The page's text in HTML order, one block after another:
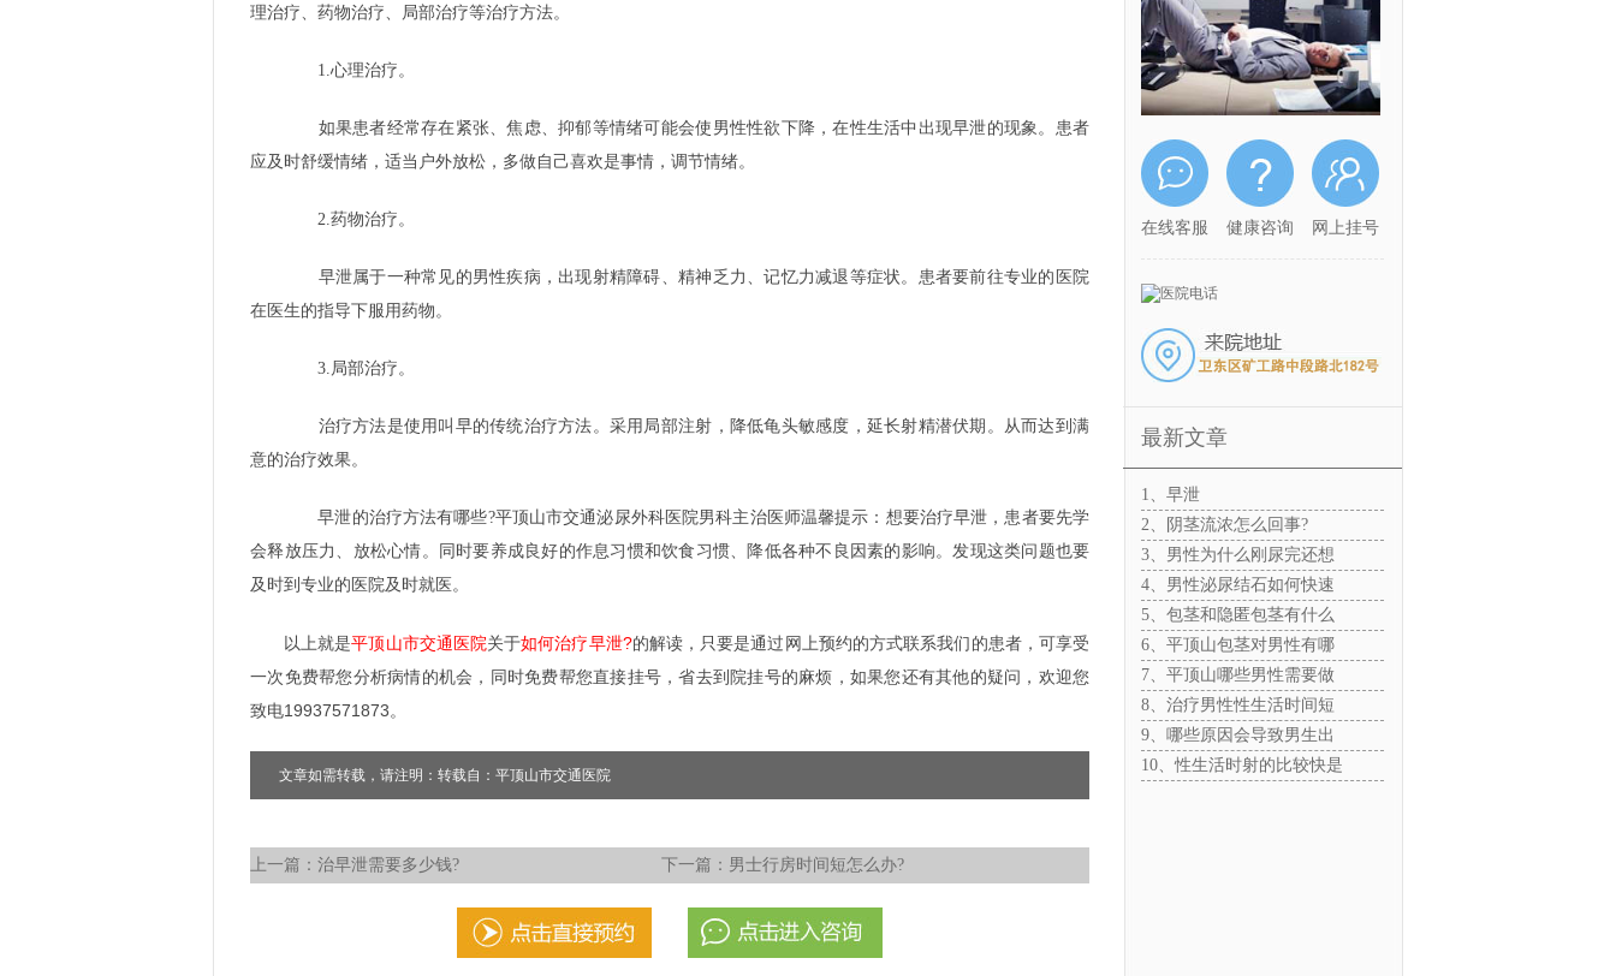
理治疗、药物治疗、局部治疗等治疗方法。
1.心理治疗。
如果患者经常存在紧张、焦虑、抑郁等情绪可能会使男性性欲下降，在性生活中出现早泄的现象。患者
应及时舒缓情绪，适当户外放松，多做自己喜欢是事情，调节情绪。
2.药物治疗。
早泄属于一种常见的男性疾病，出现射精障碍、精神乏力、记忆力减退等症状。患者要前往专业的医院
在医生的指导下服用药物。
3.局部治疗。
治疗方法是使用叫早的传统治疗方法。采用局部注射，降低龟头敏感度，延长射精潜伏期。从而达到满
意的治疗效果。
早泄的治疗方法有哪些?平顶山市交通泌尿外科医院男科主治医师温馨提示：想要治疗早泄，患者要先学
会释放压力、放松心情。同时要养成良好的作息习惯和饮食习惯、降低各种不良因素的影响。发现这类问题也要
及时到专业的医院及时就医。
以上就是平顶山市交通医院关于如何治疗早泄?的解读，只要是通过网上预约的方式联系我们的患者，可享受
一次免费帮您分析病情的机会，同时免费帮您直接挂号，省去到院挂号的麻烦，如果您还有其他的疑问，欢迎您
致电19937571873。
文章如需转载，请注明：转载自：平顶山市交通医院
上一篇： 治早泄需要多少钱? 下一篇： 男士行房时间短怎么办?
在线客服 健康咨询 网上挂号
最新文章
1、早泄
2、阴茎流浓怎么回事?
3、男性为什么刚尿完还想
4、男性泌尿结石如何快速
5、包茎和隐匿包茎有什么
6、平顶山包茎对男性有哪
7、平顶山哪些男性需要做
8、治疗男性性生活时间短
9、哪些原因会导致男生出
10、性生活时射的比较快是